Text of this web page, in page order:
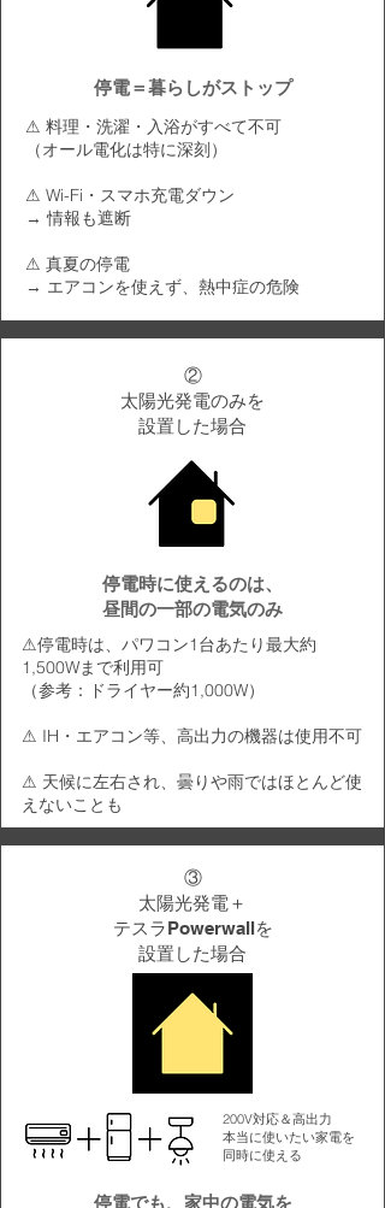
停電＝暮らしがストップ
⚠ 料理・洗濯・入浴がすべて不可
（オール電化は特に深刻）
⚠ Wi-Fi・スマホ充電ダウン
→ 情報も遮断
⚠ 真夏の停電
→ エアコンを使えず、熱中症の危険
②
太陽光発電のみを
設置した場合
停電時に使えるのは、
昼間の一部の電気のみ
⚠停電時は、パワコン1台あたり最大約
1,500Wまで利用可
（参考：ドライヤー約1,000W）
⚠ IH・エアコン等、高出力の機器は使用不可
⚠ 天候に左右され、曇りや雨ではほとんど使
えないことも
③
太陽光発電＋
テスラPowerwallを
​設置した場合
200V対応＆高出力
本当に使いたい家電を
同時に使える
停電でも、家中の電気を